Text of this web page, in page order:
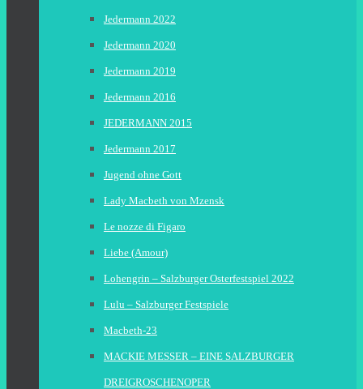
Jedermann 2022
Jedermann 2020
Jedermann 2019
Jedermann 2016
JEDERMANN 2015
Jedermann 2017
Jugend ohne Gott
Lady Macbeth von Mzensk
Le nozze di Figaro
Liebe (Amour)
Lohengrin – Salzburger Osterfestspiel 2022
Lulu – Salzburger Festspiele
Macbeth-23
MACKIE MESSER – EINE SALZBURGER
DREIGROSCHENOPER